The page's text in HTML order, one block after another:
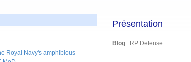
Présentation
Blog : RP Defense